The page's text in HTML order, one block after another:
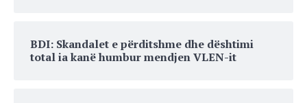
BDI: Skandalet e përditshme dhe dështimi
total ia kanë humbur mendjen VLEN-it